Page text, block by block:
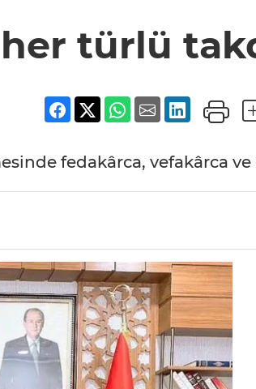
türlü
fedakârca, vefakârca ve